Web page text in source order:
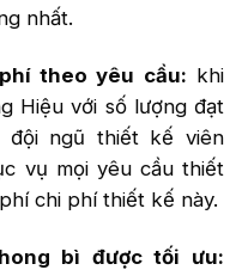
nhất.
theo yêu cầu: khi
Hiệu với số lượng đạt
đội ngũ thiết kế viên
vụ mọi yêu cầu thiết
chi phí thiết kế này.
bì được tối ưu: